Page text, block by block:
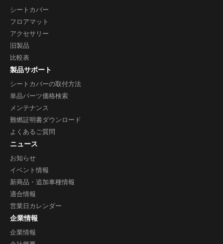
シートカバー
フロアマット
アクセサリー
旧製品
比較表
製品サポート
シートカバーの取付方法
単品パーツ価格検索
メンテナンス
難燃証明書ダウンロード
よくあるご質問
ニュース
お知らせ
イベント情報
新商品・追加車種情報
適合情報
営業日カレンダー
企業情報
企業情報